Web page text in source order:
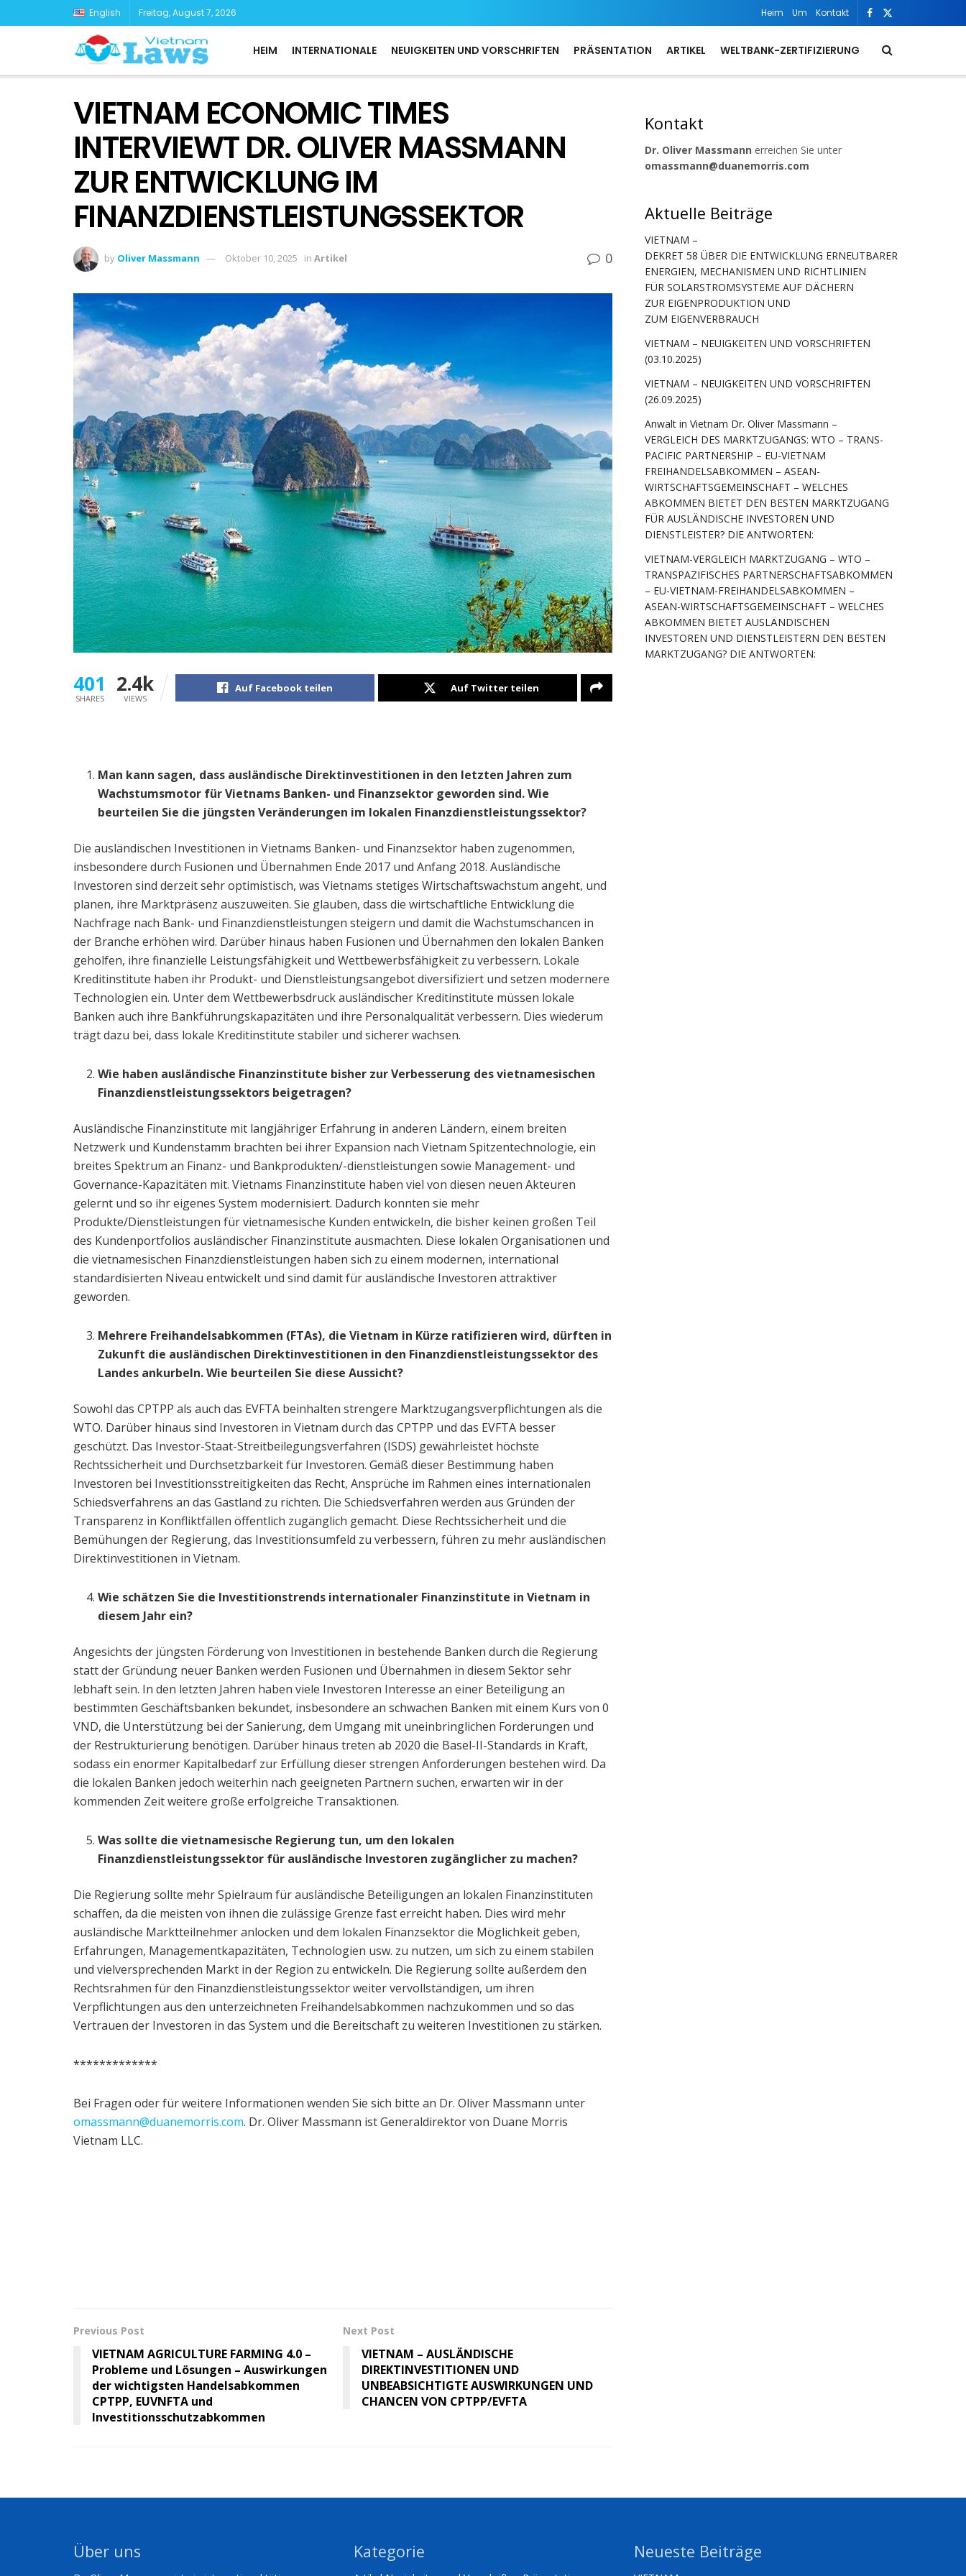
English Freitag, August 7, 2026 Heim Um Kontakt
HEIM INTERNATIONALE NEUIGKEITEN UND VORSCHRIFTEN PRÄSENTATION ARTIKEL WELTBANK-ZERTIFIZIERUNG
VIETNAM ECONOMIC TIMES
INTERVIEWT DR. OLIVER MASSMANN
ZUR ENTWICKLUNG IM
FINANZDIENSTLEISTUNGSSEKTOR
by Oliver Massmann Oktober 10, 2025 in Artikel 0
401
SHARES
2.4k
VIEWS
Auf Facebook teilen Auf Twitter teilen
Man kann sagen, dass ausländische Direktinvestitionen in den letzten Jahren zum
Wachstumsmotor für Vietnams Banken- und Finanzsektor geworden sind. Wie
beurteilen Sie die jüngsten Veränderungen im lokalen Finanzdienstleistungssektor?
Die ausländischen Investitionen in Vietnams Banken- und Finanzsektor haben zugenommen,
insbesondere durch Fusionen und Übernahmen Ende 2017 und Anfang 2018. Ausländische
Investoren sind derzeit sehr optimistisch, was Vietnams stetiges Wirtschaftswachstum angeht, und
planen, ihre Marktpräsenz auszuweiten. Sie glauben, dass die wirtschaftliche Entwicklung die
Nachfrage nach Bank- und Finanzdienstleistungen steigern und damit die Wachstumschancen in
der Branche erhöhen wird. Darüber hinaus haben Fusionen und Übernahmen den lokalen Banken
geholfen, ihre finanzielle Leistungsfähigkeit und Wettbewerbsfähigkeit zu verbessern. Lokale
Kreditinstitute haben ihr Produkt- und Dienstleistungsangebot diversifiziert und setzen modernere
Technologien ein. Unter dem Wettbewerbsdruck ausländischer Kreditinstitute müssen lokale
Banken auch ihre Bankführungskapazitäten und ihre Personalqualität verbessern. Dies wiederum
trägt dazu bei, dass lokale Kreditinstitute stabiler und sicherer wachsen.
Wie haben ausländische Finanzinstitute bisher zur Verbesserung des vietnamesischen
Finanzdienstleistungssektors beigetragen?
Ausländische Finanzinstitute mit langjähriger Erfahrung in anderen Ländern, einem breiten
Netzwerk und Kundenstamm brachten bei ihrer Expansion nach Vietnam Spitzentechnologie, ein
breites Spektrum an Finanz- und Bankprodukten/-dienstleistungen sowie Management- und
Governance-Kapazitäten mit. Vietnams Finanzinstitute haben viel von diesen neuen Akteuren
gelernt und so ihr eigenes System modernisiert. Dadurch konnten sie mehr
Produkte/Dienstleistungen für vietnamesische Kunden entwickeln, die bisher keinen großen Teil
des Kundenportfolios ausländischer Finanzinstitute ausmachten. Diese lokalen Organisationen und
die vietnamesischen Finanzdienstleistungen haben sich zu einem modernen, international
standardisierten Niveau entwickelt und sind damit für ausländische Investoren attraktiver
geworden.
Mehrere Freihandelsabkommen (FTAs), die Vietnam in Kürze ratifizieren wird, dürften in
Zukunft die ausländischen Direktinvestitionen in den Finanzdienstleistungssektor des
Landes ankurbeln. Wie beurteilen Sie diese Aussicht?
Sowohl das CPTPP als auch das EVFTA beinhalten strengere Marktzugangsverpflichtungen als die
WTO. Darüber hinaus sind Investoren in Vietnam durch das CPTPP und das EVFTA besser
geschützt. Das Investor-Staat-Streitbeilegungsverfahren (ISDS) gewährleistet höchste
Rechtssicherheit und Durchsetzbarkeit für Investoren. Gemäß dieser Bestimmung haben
Investoren bei Investitionsstreitigkeiten das Recht, Ansprüche im Rahmen eines internationalen
Schiedsverfahrens an das Gastland zu richten. Die Schiedsverfahren werden aus Gründen der
Transparenz in Konfliktfällen öffentlich zugänglich gemacht. Diese Rechtssicherheit und die
Bemühungen der Regierung, das Investitionsumfeld zu verbessern, führen zu mehr ausländischen
Direktinvestitionen in Vietnam.
Wie schätzen Sie die Investitionstrends internationaler Finanzinstitute in Vietnam in
diesem Jahr ein?
Angesichts der jüngsten Förderung von Investitionen in bestehende Banken durch die Regierung
statt der Gründung neuer Banken werden Fusionen und Übernahmen in diesem Sektor sehr
lebhaft sein. In den letzten Jahren haben viele Investoren Interesse an einer Beteiligung an
bestimmten Geschäftsbanken bekundet, insbesondere an schwachen Banken mit einem Kurs von 0
VND, die Unterstützung bei der Sanierung, dem Umgang mit uneinbringlichen Forderungen und
der Restrukturierung benötigen. Darüber hinaus treten ab 2020 die Basel-II-Standards in Kraft,
sodass ein enormer Kapitalbedarf zur Erfüllung dieser strengen Anforderungen bestehen wird. Da
die lokalen Banken jedoch weiterhin nach geeigneten Partnern suchen, erwarten wir in der
kommenden Zeit weitere große erfolgreiche Transaktionen.
Was sollte die vietnamesische Regierung tun, um den lokalen
Finanzdienstleistungssektor für ausländische Investoren zugänglicher zu machen?
Die Regierung sollte mehr Spielraum für ausländische Beteiligungen an lokalen Finanzinstituten
schaffen, da die meisten von ihnen die zulässige Grenze fast erreicht haben. Dies wird mehr
ausländische Marktteilnehmer anlocken und dem lokalen Finanzsektor die Möglichkeit geben,
Erfahrungen, Managementkapazitäten, Technologien usw. zu nutzen, um sich zu einem stabilen
und vielversprechenden Markt in der Region zu entwickeln. Die Regierung sollte außerdem den
Rechtsrahmen für den Finanzdienstleistungssektor weiter vervollständigen, um ihren
Verpflichtungen aus den unterzeichneten Freihandelsabkommen nachzukommen und so das
Vertrauen der Investoren in das System und die Bereitschaft zu weiteren Investitionen zu stärken.
*************
Bei Fragen oder für weitere Informationen wenden Sie sich bitte an Dr. Oliver Massmann unter
omassmann@duanemorris.com. Dr. Oliver Massmann ist Generaldirektor von Duane Morris
Vietnam LLC.
Previous Post
VIETNAM AGRICULTURE FARMING 4.0 –
Probleme und Lösungen – Auswirkungen
der wichtigsten Handelsabkommen
CPTPP, EUVNFTA und
Investitionsschutzabkommen
Next Post
VIETNAM – AUSLÄNDISCHE
DIREKTINVESTITIONEN UND
UNBEABSICHTIGTE AUSWIRKUNGEN UND
CHANCEN VON CPTPP/EVFTA
Kontakt
Dr. Oliver Massmann erreichen Sie unter
omassmann@duanemorris.com
Aktuelle Beiträge
VIETNAM –
DEKRET 58 ÜBER DIE ENTWICKLUNG ERNEUTBARER
ENERGIEN, MECHANISMEN UND RICHTLINIEN
FÜR SOLARSTROMSYSTEME AUF DÄCHERN
ZUR EIGENPRODUKTION UND
ZUM EIGENVERBRAUCH
VIETNAM – NEUIGKEITEN UND VORSCHRIFTEN
(03.10.2025)
VIETNAM – NEUIGKEITEN UND VORSCHRIFTEN
(26.09.2025)
Anwalt in Vietnam Dr. Oliver Massmann –
VERGLEICH DES MARKTZUGANGS: WTO – TRANS-
PACIFIC PARTNERSHIP – EU-VIETNAM
FREIHANDELSABKOMMEN – ASEAN-
WIRTSCHAFTSGEMEINSCHAFT – WELCHES
ABKOMMEN BIETET DEN BESTEN MARKTZUGANG
FÜR AUSLÄNDISCHE INVESTOREN UND
DIENSTLEISTER? DIE ANTWORTEN:
VIETNAM-VERGLEICH MARKTZUGANG – WTO –
TRANSPAZIFISCHES PARTNERSCHAFTSABKOMMEN
– EU-VIETNAM-FREIHANDELSABKOMMEN –
ASEAN-WIRTSCHAFTSGEMEINSCHAFT – WELCHES
ABKOMMEN BIETET AUSLÄNDISCHEN
INVESTOREN UND DIENSTLEISTERN DEN BESTEN
MARKTZUGANG? DIE ANTWORTEN:
Über uns Kategorie Neueste Beiträge